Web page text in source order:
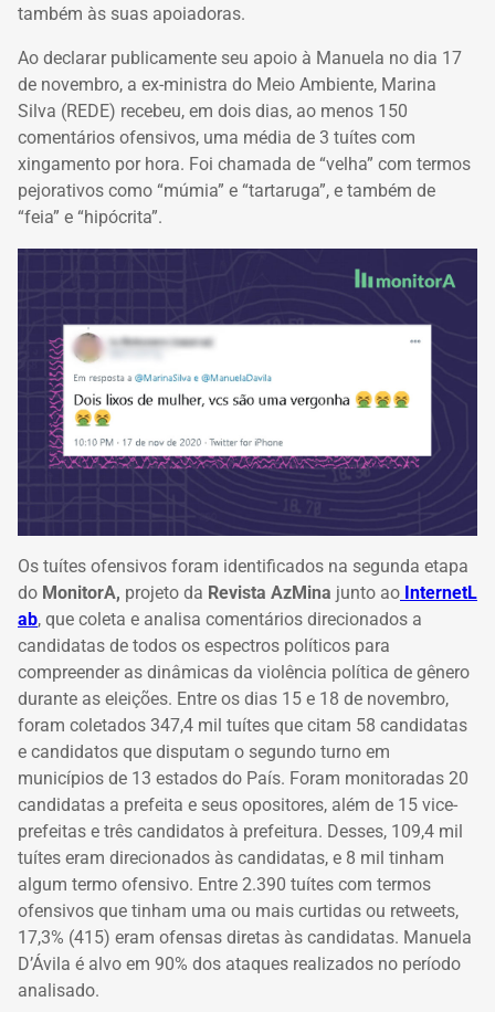
também às suas apoiadoras.
Ao declarar publicamente seu apoio à Manuela no dia 17
de novembro, a ex-ministra do Meio Ambiente, Marina
Silva (REDE) recebeu, em dois dias, ao menos 150
comentários ofensivos, uma média de 3 tuítes com
xingamento por hora. Foi chamada de “velha” com termos
pejorativos como “múmia” e “tartaruga”, e também de
“feia” e “hipócrita”.
Os tuítes ofensivos foram identificados na segunda etapa
do MonitorA, projeto da Revista AzMina junto ao InternetL
ab, que coleta e analisa comentários direcionados a
candidatas de todos os espectros políticos para
compreender as dinâmicas da violência política de gênero
durante as eleições. Entre os dias 15 e 18 de novembro,
foram coletados 347,4 mil tuítes que citam 58 candidatas
e candidatos que disputam o segundo turno em
municípios de 13 estados do País. Foram monitoradas 20
candidatas a prefeita e seus opositores, além de 15 vice-
prefeitas e três candidatos à prefeitura. Desses, 109,4 mil
tuítes eram direcionados às candidatas, e 8 mil tinham
algum termo ofensivo. Entre 2.390 tuítes com termos
ofensivos que tinham uma ou mais curtidas ou retweets,
17,3% (415) eram ofensas diretas às candidatas. Manuela
D’Ávila é alvo em 90% dos ataques realizados no período
analisado.